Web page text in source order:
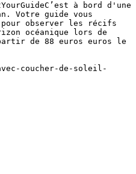
à bord d'une
Votre guide vous
pour observer les récifs
océanique lors de
de 88 euros euros le
coucher-de-soleil-